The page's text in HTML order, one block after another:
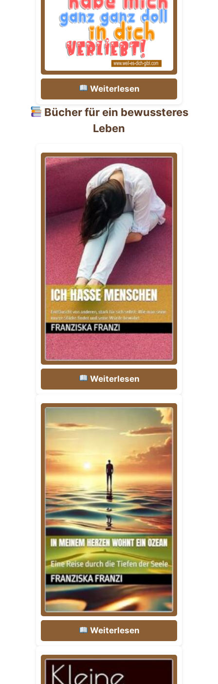
Weiterlesen
Bücher für ein bewussteres
Leben
Weiterlesen
Weiterlesen